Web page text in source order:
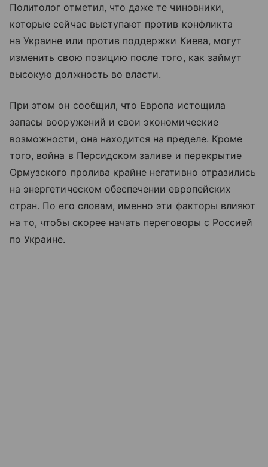
Политолог отметил, что даже те чиновники,
которые сейчас выступают против конфликта
на Украине или против поддержки Киева, могут
изменить свою позицию после того, как займут
высокую должность во власти.
При этом он сообщил, что Европа истощила
запасы вооружений и свои экономические
возможности, она находится на пределе. Кроме
того, война в Персидском заливе и перекрытие
Ормузского пролива крайне негативно отразились
на энергетическом обеспечении европейских
стран. По его словам, именно эти факторы влияют
на то, чтобы скорее начать переговоры с Россией
по Украине.